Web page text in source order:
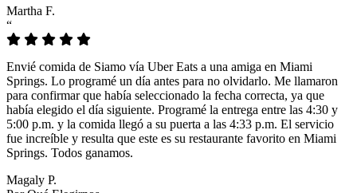
Martha F.
“
Envié comida de Siamo vía Uber Eats a una amiga en Miami
Springs. Lo programé un día antes para no olvidarlo. Me llamaron
para confirmar que había seleccionado la fecha correcta, ya que
había elegido el día siguiente. Programé la entrega entre las 4:30 y
5:00 p.m. y la comida llegó a su puerta a las 4:33 p.m. El servicio
fue increíble y resulta que este es su restaurante favorito en Miami
Springs. Todos ganamos.
Magaly P.